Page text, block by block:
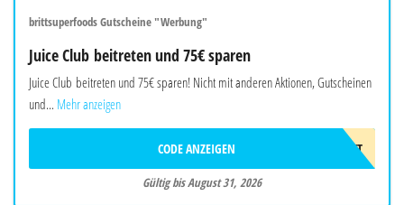
brittsuperfoods Gutscheine "Werbung"
Juice Club beitreten und 75€ sparen
Juice Club beitreten und 75€ sparen! Nicht mit anderen Aktionen, Gutscheinen
und... Mehr anzeigen
75€RABATT
CODE ANZEIGEN
Gültig bis August 31, 2026